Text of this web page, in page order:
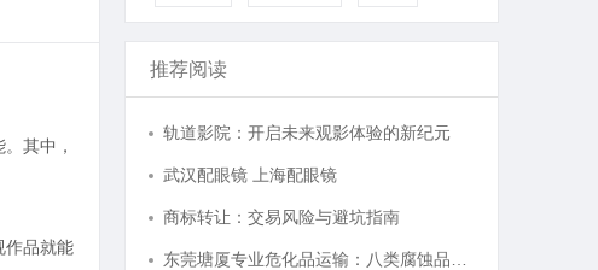
其中，
作品就能
推荐阅读
轨道影院：开启未来观影体验的新纪元
武汉配眼镜 上海配眼镜
商标转让：交易风险与避坑指南